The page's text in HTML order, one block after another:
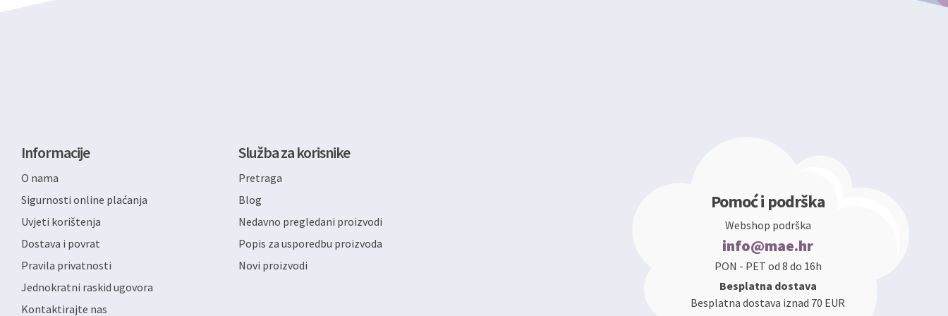
Informacije
O nama
Sigurnosti online plaćanja
Uvjeti korištenja
Dostava i povrat
Pravila privatnosti
Jednokratni raskid ugovora
Kontaktirajte nas
Služba za korisnike
Pretraga
Blog
Nedavno pregledani proizvodi
Popis za usporedbu proizvoda
Novi proizvodi
Pomoć i podrška
Webshop podrška
info@mae.hr
PON - PET od 8 do 16h
Besplatna dostava
Besplatna dostava iznad 70 EUR